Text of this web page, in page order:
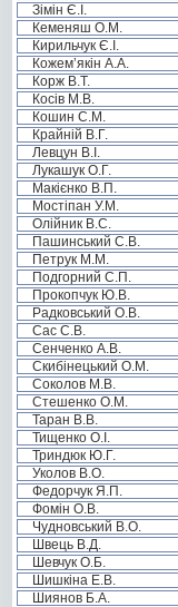
Зімін Є.І.
Кеменяш О.М.
Кирильчук Є.І.
Кожем’якін А.А.
Корж В.Т.
Косів М.В.
Кошин С.М.
Крайній В.Г.
Левцун В.І.
Лукашук О.Г.
Макієнко В.П.
Мостіпан У.М.
Олійник В.С.
Пашинський С.В.
Петрук М.М.
Подгорний С.П.
Прокопчук Ю.В.
Радковський О.В.
Сас С.В.
Сенченко А.В.
Скибінецький О.М.
Соколов М.В.
Стешенко О.М.
Таран В.В.
Тищенко О.І.
Триндюк Ю.Г.
Уколов В.О.
Федорчук Я.П.
Фомін О.В.
Чудновський В.О.
Швець В.Д.
Шевчук О.Б.
Шишкіна Е.В.
Шиянов Б.А.